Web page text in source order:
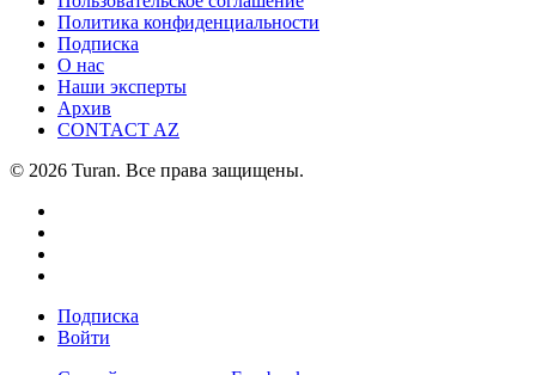
Политика конфиденциальности
Подписка
О нас
Наши эксперты
Архив
CONTACT AZ
© 2026 Turan. Все права защищены.
Подписка
Войти